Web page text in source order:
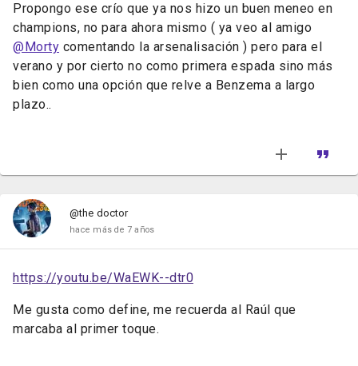
Propongo ese crío que ya nos hizo un buen meneo en
champions, no para ahora mismo ( ya veo al amigo
@Morty comentando la arsenalisación ) pero para el
verano y por cierto no como primera espada sino más
bien como una opción que relve a Benzema a largo
plazo..
@the doctor
hace más de 7 años
https://youtu.be/WaEWK--dtr0
Me gusta como define, me recuerda al Raúl que
marcaba al primer toque.